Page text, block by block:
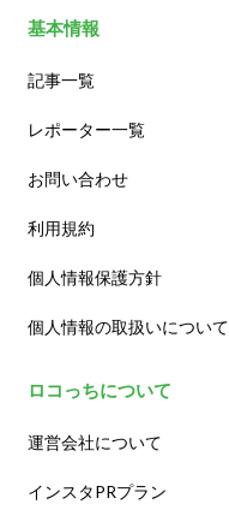
基本情報
記事一覧
レポーター一覧
お問い合わせ
利用規約
個人情報保護方針
個人情報の取扱いについて
ロコっちについて
運営会社について
インスタPRプラン